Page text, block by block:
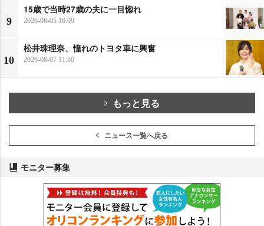
9
15歳で当時27歳の夫に一目惚れ
2026-08-05 16:09
10
松井珠理奈、憧れのトヨタ車に興奮
2026-08-07 11:30
もっと見る
ニュース一覧へ戻る
モニター募集